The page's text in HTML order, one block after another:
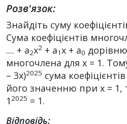
Розв'язок:
Знайдіть суму
Сума коефіцієнтів
.... + а2х2 + а1х + а0
многочлена для х = 1.
– 3х)2025 сума
його значенню при х = 1,
12025 = 1.
Відповідь: